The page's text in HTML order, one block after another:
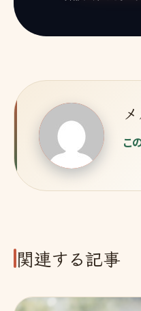
こ
関連する記事